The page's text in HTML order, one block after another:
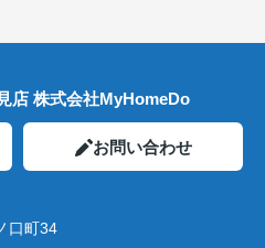
店 株式会社MyHomeDo
お問い合わせ
口町34